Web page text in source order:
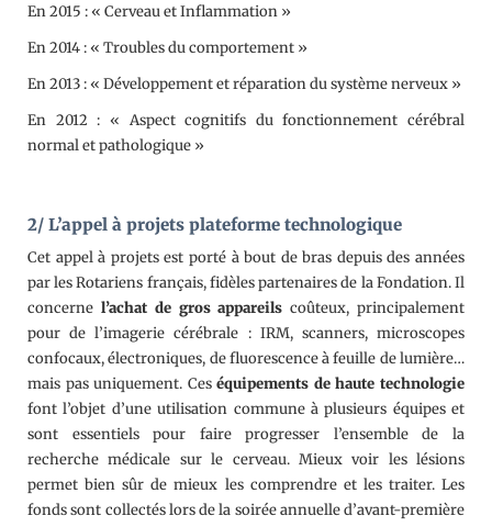
En 2015 : « Cerveau et Inflammation »
En 2014 : « Troubles du comportement »
En 2013 : « Développement et réparation du système nerveux »
En 2012 : « Aspect cognitifs du fonctionnement cérébral
normal et pathologique »
2/ L’appel à projets plateforme technologique
Cet appel à projets est porté à bout de bras depuis des années
par les Rotariens français, fidèles partenaires de la Fondation. Il
concerne l’achat de gros appareils coûteux, principalement
pour de l’imagerie cérébrale : IRM, scanners, microscopes
confocaux, électroniques, de fluorescence à feuille de lumière…
mais pas uniquement. Ceséquipements de haute technologie
font l’objet d’une utilisation commune à plusieurs équipes et
sont essentiels pour faire progresser l’ensemble de la
recherche médicale sur le cerveau. Mieux voir les lésions
permet bien sûr de mieux les comprendre et les traiter. Les
fonds sont collectés lors de la soirée annuelle d’avant-première